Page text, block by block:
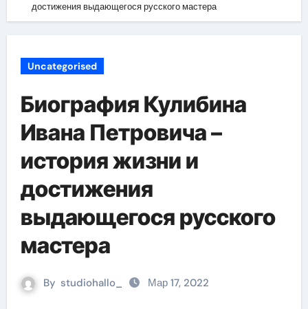
достижения выдающегося русского мастера
Uncategorised
Биография Кулибина
Ивана Петровича –
история жизни и
достижения
выдающегося русского
мастера
By studiohallo_ Мар 17, 2022